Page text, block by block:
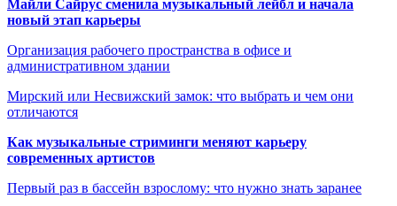
Майли Сайрус сменила музыкальный лейбл и начала
новый этап карьеры
Организация рабочего пространства в офисе и
административном здании
Мирский или Несвижский замок: что выбрать и чем они
отличаются
Как музыкальные стриминги меняют карьеру
современных артистов
Первый раз в бассейн взрослому: что нужно знать заранее